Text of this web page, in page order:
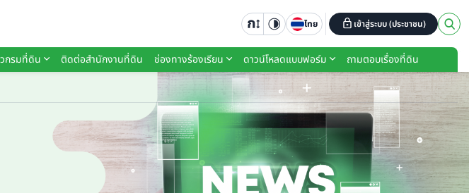
ไทย เข้าสู่ระบบ (ประชาชน)
กรมที่ดิน ติดต่อสำนักงานที่ดิน ช่องทางร้องเรียน ดาวน์โหลดแบบฟอร์ม
ถามตอบเรื่องที่ดิน